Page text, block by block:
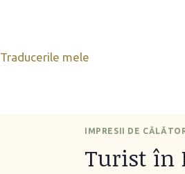
Traducerile mele
IMPRESII DE
Turist în